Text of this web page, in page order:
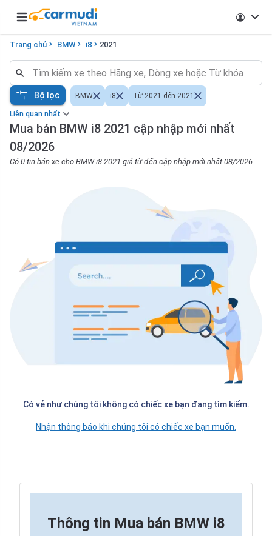
Open main menu
Trang chủ BMW i8 2021
Liên quan nhất
Mua bán BMW i8 2021 cập nhập mới nhất
08/2026
Có 0 tin bán xe cho BMW i8 2021 giá từ đến cập nhập mới nhất 08/2026
Bộ lọc BMW i8 Từ 2021 đến 2021
Có vẻ như chúng tôi không có chiếc xe bạn đang tìm kiếm.
Nhận thông báo khi chúng tôi có chiếc xe bạn muốn.
Thông tin Mua bán BMW i8